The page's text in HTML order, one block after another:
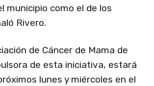
municipio como el de los
Rivero.
de Cáncer de Mama de
de esta iniciativa, estará
lunes y miércoles en el